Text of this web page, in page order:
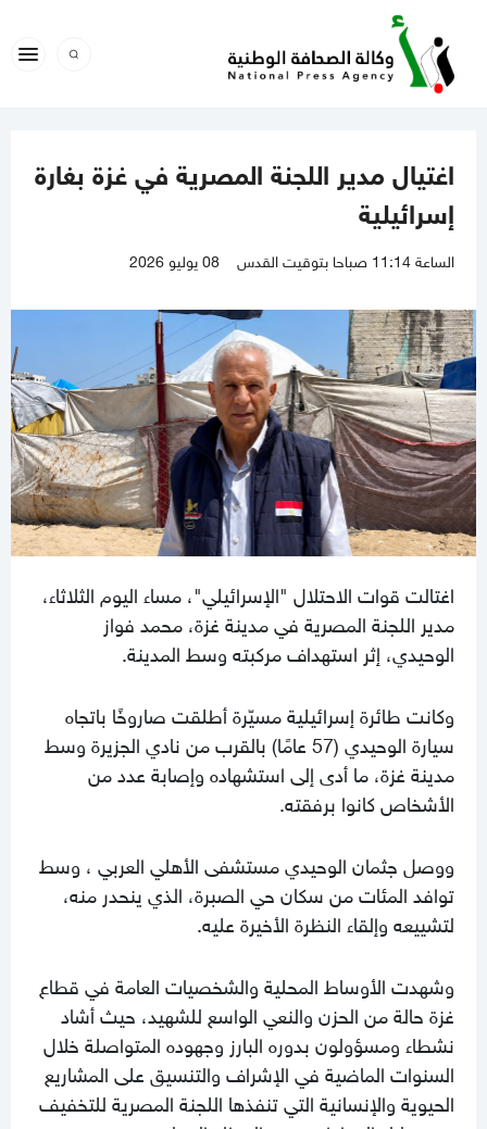
اغتيال مدير اللجنة المصرية في غزة بغارة
إسرائيلية
الساعة 11:14 صباحا بتوقيت القدس 08 يوليو 2026
اغتالت قوات الاحتلال "الإسرائيلي"، مساء اليوم الثلاثاء،
مدير اللجنة المصرية في مدينة غزة، محمد فواز
الوحيدي، إثر استهداف مركبته وسط المدينة.
وكانت طائرة إسرائيلية مسيّرة أطلقت صاروخًا باتجاه
سيارة الوحيدي (57 عامًا) بالقرب من نادي الجزيرة وسط
مدينة غزة، ما أدى إلى استشهاده وإصابة عدد من
الأشخاص كانوا برفقته.
ووصل جثمان الوحيدي مستشفى الأهلي العربي ، وسط
توافد المئات من سكان حي الصبرة، الذي ينحدر منه،
لتشييعه وإلقاء النظرة الأخيرة عليه.
وشهدت الأوساط المحلية والشخصيات العامة في قطاع
غزة حالة من الحزن والنعي الواسع للشهيد، حيث أشاد
نشطاء ومسؤولون بدوره البارز وجهوده المتواصلة خلال
السنوات الماضية في الإشراف والتنسيق على المشاريع
الحيوية والإنسانية التي تنفذها اللجنة المصرية للتخفيف